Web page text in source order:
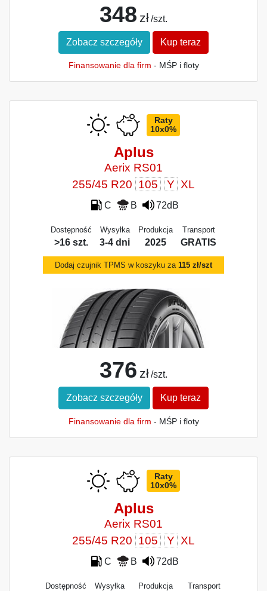
348 zł /szt.
Zobacz szczegóły Kup teraz
Finansowanie dla firm - MŚP i floty
Raty
10x0%
Aplus
Aerix RS01
255/45 R20 105 Y XL
C B 72dB
Dostępność
>16 szt.
Wysyłka
3-4 dni
Produkcja
2025
Transport
GRATIS
Dodaj czujnik TPMS w koszyku za 115 zł/szt
376 zł /szt.
Zobacz szczegóły Kup teraz
Finansowanie dla firm - MŚP i floty
Raty
10x0%
Aplus
Aerix RS01
255/45 R20 105 Y XL
C B 72dB
Dostępność Wysyłka Produkcja Transport